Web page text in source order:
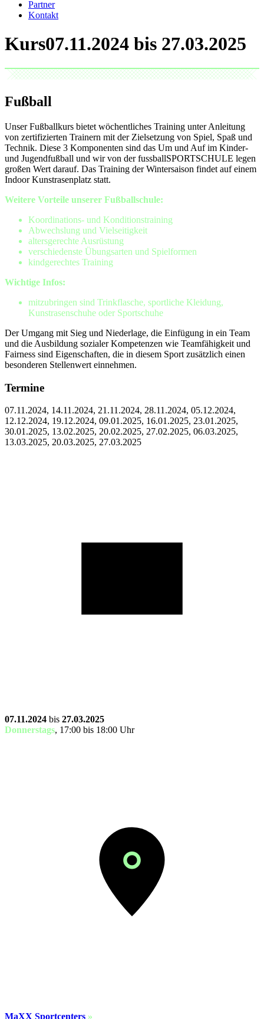
Partner
Kontakt
Kurs
Fußball
Unser Fußballkurs bietet wöchentliches Training unter Anleitung
von zertifizierten Trainern mit der Zielsetzung von Spiel, Spaß und
Technik. Diese 3 Komponenten sind das Um und Auf im Kinder-
und Jugendfußball und wir von der fussballSPORTSCHULE legen
großen Wert darauf. Das Training der Wintersaison findet auf einem
Indoor Kunstrasenplatz statt.
Weitere Vorteile unserer Fußballschule:
Koordinations- und Konditionstraining
Abwechslung und Vielseitigkeit
altersgerechte Ausrüstung
verschiedenste Übungsarten und Spielformen
kindgerechtes Training
Wichtige Infos:
mitzubringen sind Trinkflasche, sportliche Kleidung,
Kunstrasenschuhe oder Sportschuhe
Der Umgang mit Sieg und Niederlage, die Einfügung in ein Team
und die Ausbildung sozialer Kompetenzen wie Teamfähigkeit und
Fairness sind Eigenschaften, die in diesem Sport zusätzlich einen
besonderen Stellenwert einnehmen.
Termine
07.11.2024, 14.11.2024, 21.11.2024, 28.11.2024, 05.12.2024,
12.12.2024, 19.12.2024, 09.01.2025, 16.01.2025, 23.01.2025,
30.01.2025, 13.02.2025, 20.02.2025, 27.02.2025, 06.03.2025,
13.03.2025, 20.03.2025, 27.03.2025
07.11.2024 bis 27.03.2025
Donnerstags, 17:00 bis 18:00 Uhr
MaXX Sportcenters »